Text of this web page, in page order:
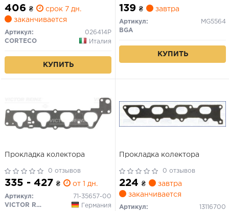
Corteco)
406 ₴
срок 7 дн.
заканчивается
Артикул:
026414P
CORTECO
Италия
КУПИТЬ
139 ₴ завтра
Артикул:
MG5564
BGA
КУПИТЬ
Прокладка колектора
0 отзывов
335 - 427 ₴ от 1 дн.
Артикул:
71-35657-00
VICTOR REINZ
Германия
Прокладка колектора
0 отзывов
224 ₴
завтра
заканчивается
Артикул:
13116700